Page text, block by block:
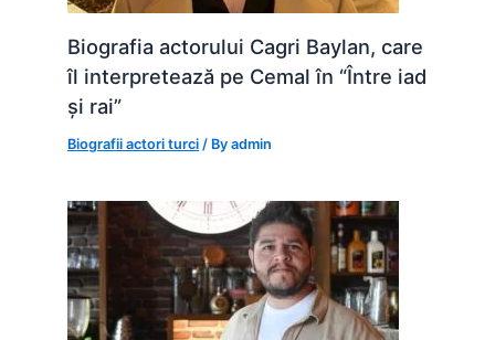
Biografia actorului Cagri Baylan, care
îl interpretează pe Cemal în “Între iad
și rai”
Biografii actori turci / Byadmin